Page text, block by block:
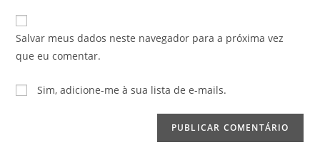
para
comentar
mail
para
comentar
URL
do
site
(opcional)
Salvar meus dados neste navegador para a próxima vez
que eu comentar.
Sim, adicione-me à sua lista de e-mails.